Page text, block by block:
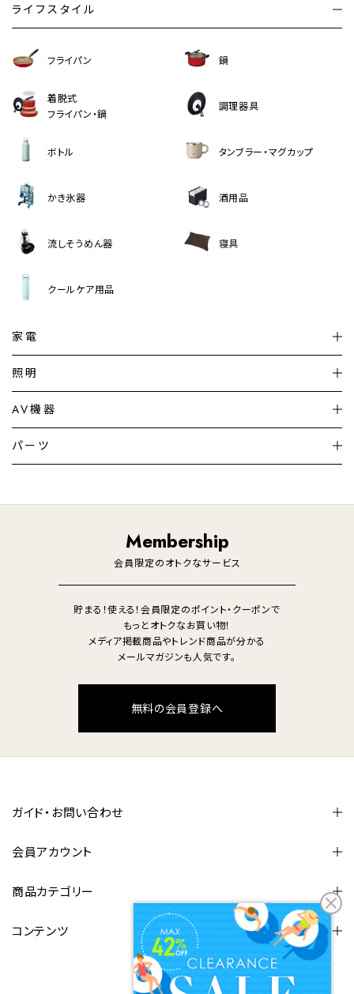
ライフスタイル
フライパン 鍋
着脱式
フライパン・鍋
調理器具
ボトル タンブラー・マグカップ
かき氷器 酒用品
流しそうめん器 寝具
クールケア用品
家電
加湿器・空気清浄機
暖房機 掃除機
調理家電 生活家電
照明
シーリングライト
デスクライト
AV機器
テレビ
パーツ
Membership
会員限定のオトクなサービス
貯まる！使える！会員限定のポイント・クーポンで
もっとオトクなお買い物！
メディア掲載商品やトレンド商品が分かる
メールマガジンも人気です。
無料の会員登録へ
ガイド・お問い合わせ
会員アカウント
商品カテゴリー
コンテンツ
FOLLOW US